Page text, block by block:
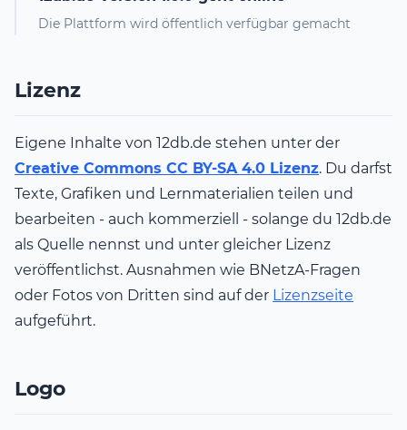
Die Plattform wird öffentlich verfügbar gemacht
Lizenz
Eigene Inhalte von 12db.de stehen unter der
Creative Commons CC BY-SA 4.0 Lizenz. Du darfst
Texte, Grafiken und Lernmaterialien teilen und
bearbeiten - auch kommerziell - solange du 12db.de
als Quelle nennst und unter gleicher Lizenz
veröffentlichst. Ausnahmen wie BNetzA-Fragen
oder Fotos von Dritten sind auf der Lizenzseite
aufgeführt.
Logo